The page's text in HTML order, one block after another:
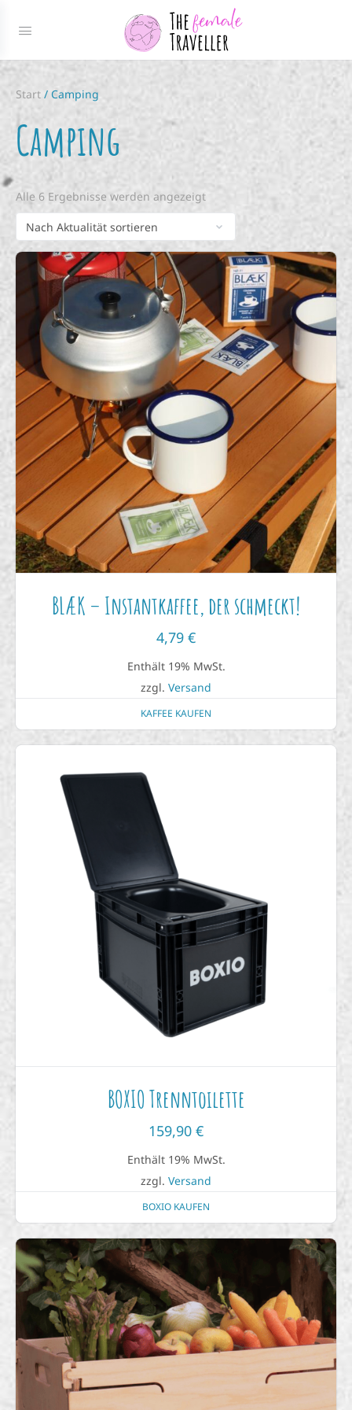
Start / Camping
Camping
Alle 6 Ergebnisse werden angezeigt
BLÆK – Instantkaffee, der schmeckt!
4,79 €
Enthält 19% MwSt.
zzgl. Versand
KAFFEE KAUFEN
BOXIO Trenntoilette
159,90 €
Enthält 19% MwSt.
zzgl. Versand
BOXIO KAUFEN